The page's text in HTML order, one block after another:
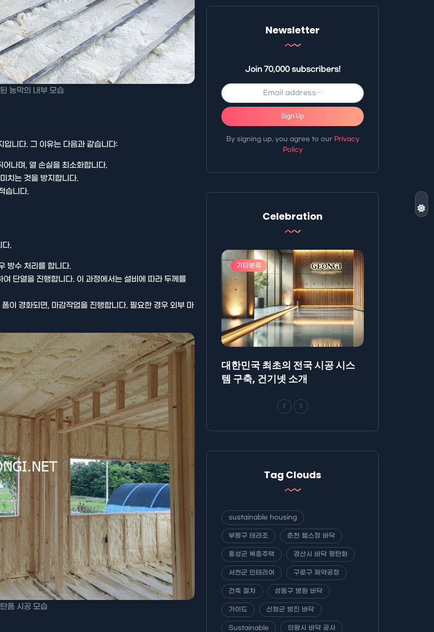
농막의 내부 모습
니다. 그 이유는 다음과 같습니다:
나며, 열 손실을 최소화합니다.
치는 것을 방지합니다.
습니다.
다.
방수 처리를 합니다.
단열을 진행합니다. 이 과정에서는 설비에 따라 두께를
이 경화되면, 마감작업을 진행합니다. 필요한 경우 외부 마
폼 시공 모습
Newsletter
Join 70,000 subscribers!
Sign Up
By signing up, you agree to our Privacy
Policy
Celebration
AllBlog에 RSS 피드를 제출하는
방법에 대해 안내드립니다.
기타분류
대한민국 최초의 전국 시공 시스
템 구축, 건기넷 소개
Tag Clouds
sustainable housing
부평구 테라조 춘천 헬스장 바닥
홍성군 복층주택 경산시 바닥 평탄화
서천군 인테리어 구로구 제약공장
건축 절차 성동구 병원 바닥
가이드 산청군 방진 바닥
Sustainable 의왕시 바닥 공사